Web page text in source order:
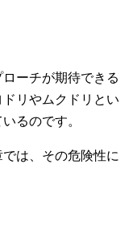
ーチが期待できる
リやムクドリとい
るのです。
は、その危険性に